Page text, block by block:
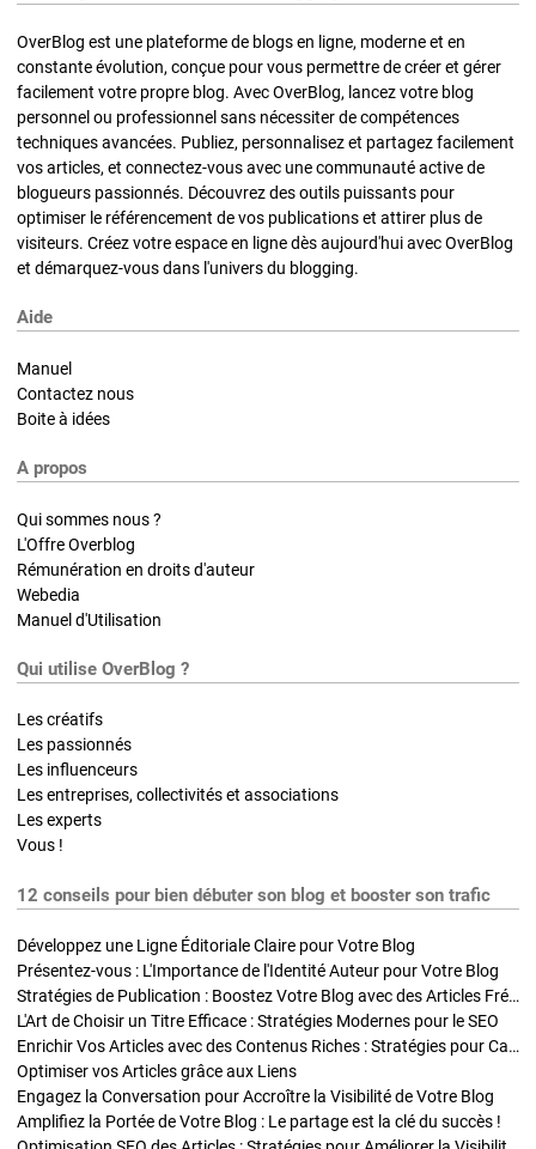
OverBlog est une plateforme de blogs en ligne, moderne et en
constante évolution, conçue pour vous permettre de créer et gérer
facilement votre propre blog. Avec OverBlog, lancez votre blog
personnel ou professionnel sans nécessiter de compétences
techniques avancées. Publiez, personnalisez et partagez facilement
vos articles, et connectez-vous avec une communauté active de
blogueurs passionnés. Découvrez des outils puissants pour
optimiser le référencement de vos publications et attirer plus de
visiteurs. Créez votre espace en ligne dès aujourd'hui avec OverBlog
et démarquez-vous dans l'univers du blogging.
Aide
Manuel
Contactez nous
Boite à idées
A propos
Qui sommes nous ?
L'Offre Overblog
Rémunération en droits d'auteur
Webedia
Manuel d'Utilisation
Qui utilise OverBlog ?
Les créatifs
Les passionnés
Les influenceurs
Les entreprises, collectivités et associations
Les experts
Vous !
12 conseils pour bien débuter son blog et booster son trafic
Développez une Ligne Éditoriale Claire pour Votre Blog
Présentez-vous : L'Importance de l'Identité Auteur pour Votre Blog
Stratégies de Publication : Boostez Votre Blog avec des Articles Fréquents et Exclusifs
L'Art de Choisir un Titre Efficace : Stratégies Modernes pour le SEO
Enrichir Vos Articles avec des Contenus Riches : Stratégies pour Captiver et Optimiser
Optimiser vos Articles grâce aux Liens
Engagez la Conversation pour Accroître la Visibilité de Votre Blog
Amplifiez la Portée de Votre Blog : Le partage est la clé du succès !